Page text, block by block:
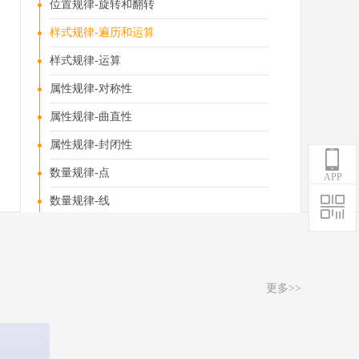
位置规律-旋转和翻转
样式规律-遍历和运算
样式规律-运算
属性规律-对称性
属性规律-曲直性
属性规律-封闭性
数量规律-点
数量规律-线
更多>>
APP